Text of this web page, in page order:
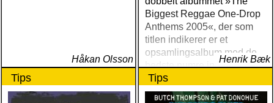
Håkan Olsson
Biggest Reggae One-Drop
Anthems 2005«, der som
titlen indikerer er et
opsamlingsalbum med de
bedste numre indenfor den
populære reggaestil kaldet
one-drop
Henrik Bæk
Tips Tips